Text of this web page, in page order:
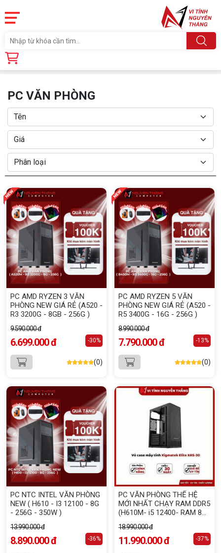
Trang chủ
PC VĂN PHÒNG
PC AMD RYZEN 3 VĂN
PHÒNG NEW GIÁ RẺ (A520 -
R3 3200G - 8GB - 256G )
9.590.000 đ
6.699.000 đ -30%
(0)
PC AMD RYZEN 5 VĂN
PHÒNG NEW GIÁ RẺ (A520 -
R5 3400G - 16G - 256G )
8.990.000 đ
7.790.000 đ -13%
(0)
PC NTC INTEL VĂN PHÒNG
NEW ( H610 - I3 12100 - 8G
- 256G - 350W )
13.990.000 đ
8.890.000 đ -36%
PC VĂN PHÒNG THẾ HỆ
MỚI NHẤT CHẠY RAM DDR5
(H610M- i5 12400- RAM 8G
XAS30)
18.990.000 đ
11.990.000 đ -37%